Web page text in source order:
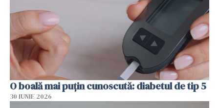
O boală mai puțin cunoscută: diabetul de tip 5
30 IUNIE 2026